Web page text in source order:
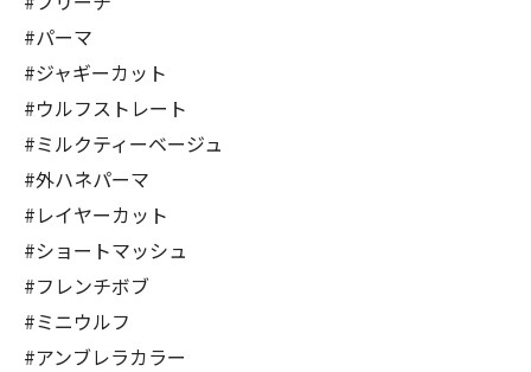
#パーマ
#ジャギーカット
#ウルフストレート
#ミルクティーベージュ
#外ハネパーマ
#レイヤーカット
#ショートマッシュ
#フレンチボブ
#ミニウルフ
#アンブレラカラー